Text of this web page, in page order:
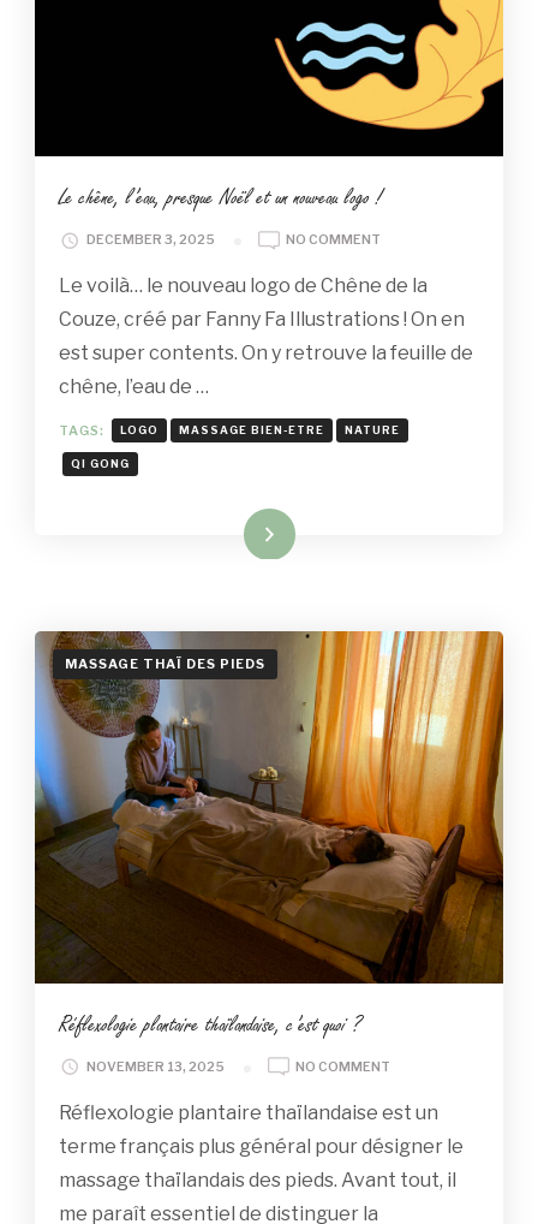
Le chêne, l’eau, presque Noël et un nouveau logo !
DECEMBER 3, 2025 NO COMMENT
CHÊNE,
PRESQUE
NOËL
NOUVEAU
LOGO
Le voilà… le nouveau logo de Chêne de la
Couze, créé par Fanny Fa Illustrations ! On en
est super contents. On y retrouve la feuille de
chêne, l’eau de …
TAGS: LOGO MASSAGE BIEN-ETRE NATURE
QI GONG
Read More
MASSAGE THAÏ DES PIEDS
Réflexologie plantaire thaïlandaise, c’est quoi ?
NOVEMBER 13, 2025 NO COMMENT
PLANTAIRE
C’EST
QUOI
Réflexologie plantaire thaïlandaise est un
terme français plus général pour désigner le
massage thaïlandais des pieds. Avant tout, il
me paraît essentiel de distinguer la